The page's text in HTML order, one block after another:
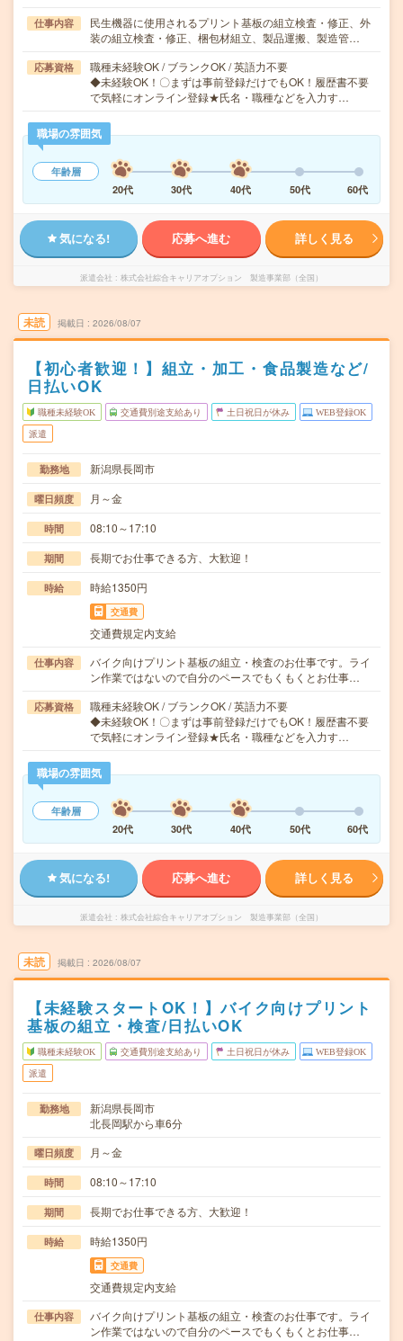
仕事内容
民生機器に使用されるプリント基板の組立検査・修正、外
装の組立検査・修正、梱包材組立、製品運搬、製造管…
応募資格
職種未経験OK / ブランクOK / 英語力不要
◆未経験OK！〇まずは事前登録だけでもOK！履歴書不要
で気軽にオンライン登録★氏名・職種などを入力す…
職場の雰囲気
年齢層
20代
30代 40代 50代 60代
気になる! 応募へ進む 詳しく見る
派遣会社 株式会社綜合キャリアオプション 製造事業部（全国）
未読 掲載日 2026/08/07
【初心者歓迎！】組立・加工・食品製造など/
日払いOK
職種未経験OK 交通費別途支給あり 土日祝日が休み WEB登録OK
派遣
勤務地 新潟県長岡市
曜日頻度 月～金
時間 08:10～17:10
期間 長期でお仕事できる方、大歓迎！
時給 時給1350円
交通費
交通費規定内支給
仕事内容
バイク向けプリント基板の組立・検査のお仕事です。ライ
ン作業ではないので自分のペースでもくもくとお仕事…
応募資格
職種未経験OK / ブランクOK / 英語力不要
◆未経験OK！〇まずは事前登録だけでもOK！履歴書不要
で気軽にオンライン登録★氏名・職種などを入力す…
職場の雰囲気
年齢層
20代
30代 40代 50代 60代
気になる! 応募へ進む 詳しく見る
派遣会社 株式会社綜合キャリアオプション 製造事業部（全国）
未読 掲載日 2026/08/07
【未経験スタートOK！】バイク向けプリント
基板の組立・検査/日払いOK
職種未経験OK 交通費別途支給あり 土日祝日が休み WEB登録OK
派遣
勤務地
新潟県長岡市
北長岡駅から車6分
曜日頻度 月～金
時間 08:10～17:10
期間 長期でお仕事できる方、大歓迎！
時給 時給1350円
交通費
交通費規定内支給
仕事内容
バイク向けプリント基板の組立・検査のお仕事です。ライ
ン作業ではないので自分のペースでもくもくとお仕事…